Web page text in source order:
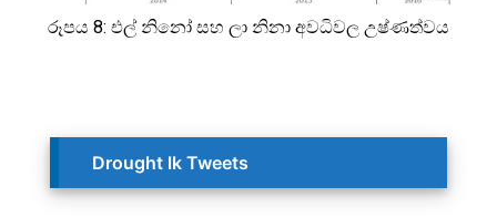
රූපය 8: එල් නිනෝ සහ ලා නිනා අවධිවල උෂ්ණත්වය
Drought lk Tweets